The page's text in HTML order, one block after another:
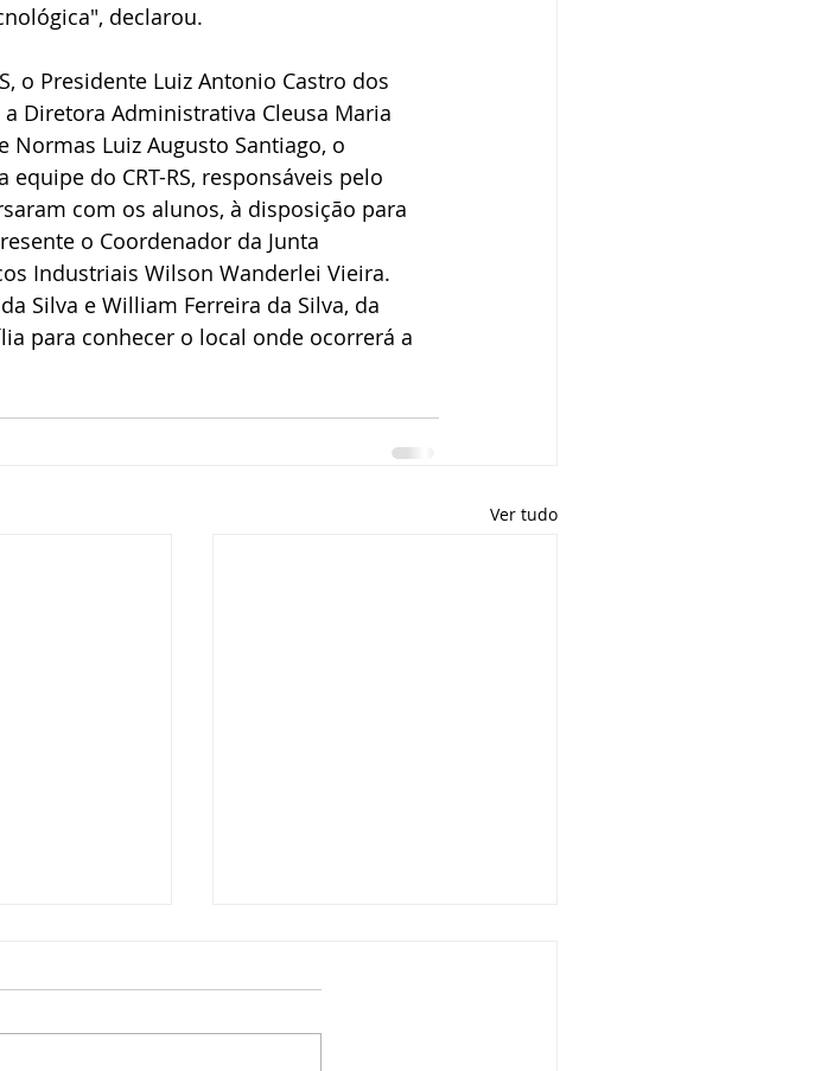
declarou.
o Presidente Luiz Antonio Castro dos
Diretora Administrativa Cleusa Maria
Normas Luiz Augusto Santiago, o
do CRT-RS, responsáveis pelo
com os alunos, à disposição para
o Coordenador da Junta
Industriais Wilson Wanderlei Vieira.
Silva e William Ferreira da Silva, da
para conhecer o local onde ocorrerá a
Ver tudo